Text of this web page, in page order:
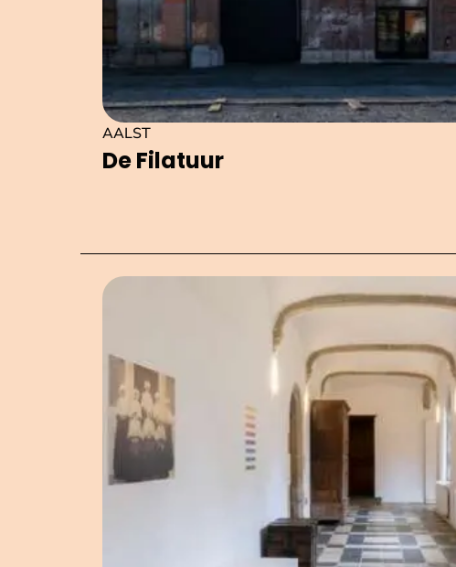
De Filatuur
AALST